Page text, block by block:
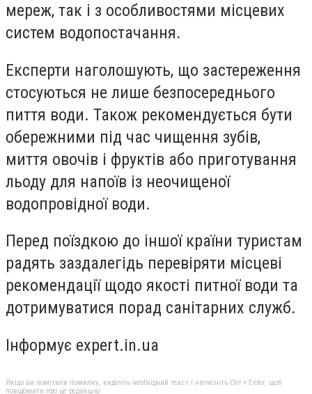
мереж, так і з особливостями місцевих
систем водопостачання.
Експерти наголошують, що застереження
стосуються не лише безпосереднього
пиття води. Також рекомендується бути
обережними під час чищення зубів,
миття овочів і фруктів або приготування
льоду для напоїв із неочищеної
водопровідної води.
Перед поїздкою до іншої країни туристам
радять заздалегідь перевіряти місцеві
рекомендації щодо якості питної води та
дотримуватися порад санітарних служб.
Інформує expert.in.ua
Якщо ви помітили помилку, виділіть необхідний текст і натисніть Ctrl + Enter, щоб
повідомити про це редакцію